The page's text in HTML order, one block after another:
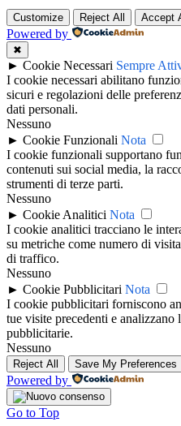
Customize Reject All Accept
Powered by
✖
► Cookie Necessari Sempre
I cookie necessari abilitano
sicuri e regolazioni delle
dati personali.
Nessuno
► Cookie Funzionali Nota
I cookie funzionali supportano
contenuti sui social media, la
strumenti di terze parti.
Nessuno
► Cookie Analitici Nota
I cookie analitici tracciano le
su metriche come numero di
di traffico.
Nessuno
► Cookie Pubblicitari Nota
I cookie pubblicitari forniscono
tue visite precedenti e analizzano
pubblicitarie.
Nessuno
Reject All Save My Preferences
Powered by
Go to Top